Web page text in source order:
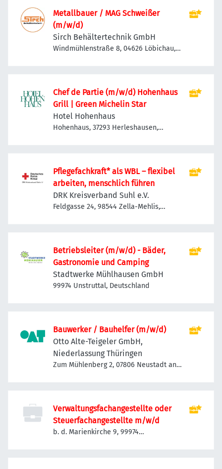
Metallbauer / MAG Schweißer
(m/w/d)
Sirch Behältertechnik GmbH
Windmühlenstraße 8, 04626 Löbichau,
Chef de Partie (m/w/d) Hohenhaus
Grill | Green Michelin Star
Hotel Hohenhaus
Hohenhaus, 37293 Herleshausen,
Pflegefachkraft* als WBL – flexibel
arbeiten, menschlich führen
DRK Kreisverband Suhl e.V.
Feldgasse 24, 98544 Zella-Mehlis,
Betriebsleiter (m/w/d) - Bäder,
Gastronomie und Camping
Stadtwerke Mühlhausen GmbH
99974 Unstruttal, Deutschland
Bauwerker / Bauhelfer (m/w/d)
Otto Alte-Teigeler GmbH,
Niederlassung Thüringen
Zum Mühlenberg 2, 07806 Neustadt an
Verwaltungsfachangestellte oder
Steuerfachangestellte m/w/d
b. d. Marienkirche 9, 99974